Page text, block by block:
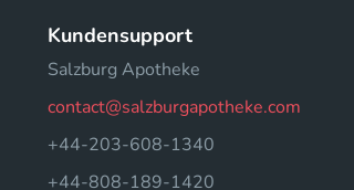
Kundensupport
Salzburg Apotheke
contact@salzburgapotheke.com
+44-203-608-1340
+44-808-189-1420